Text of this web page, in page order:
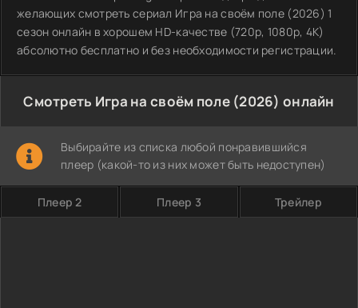
желающих смотреть сериал Игра на своём поле (2026) 1
сезон онлайн в хорошем HD-качестве (720p, 1080p, 4K)
абсолютно бесплатно и без необходимости регистрации.
Смотреть Игра на своём поле (2026) онлайн
Выбирайте из списка любой понравившийся
плеер (какой-то из них может быть недоступен)
Плеер 2 Плеер 3 Трейлер